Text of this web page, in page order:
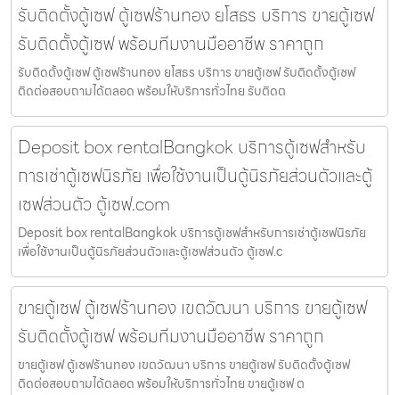
รับติดตั้งตู้เซฟ ตู้เซฟร้านทอง ยโสธร บริการ ขายตู้เซฟ
รับติดตั้งตู้เซฟ พร้อมทีมงานมืออาชีพ ราคาถูก
รับติดตั้งตู้เซฟ ตู้เซฟร้านทอง ยโสธร บริการ ขายตู้เซฟ รับติดตั้งตู้เซฟ
ติดต่อสอบถามได้ตลอด พร้อมให้บริการทั่วไทย รับติดต
Deposit box rentalBangkok บริการตู้เซฟสำหรับ
การเช่าตู้เซฟนิรภัย เพื่อใช้งานเป็นตู้นิรภัยส่วนตัวและตู้
เซฟส่วนตัว ตู้เซฟ.com
Deposit box rentalBangkok บริการตู้เซฟสำหรับการเช่าตู้เซฟนิรภัย
เพื่อใช้งานเป็นตู้นิรภัยส่วนตัวและตู้เซฟส่วนตัว ตู้เซฟ.c
ขายตู้เซฟ ตู้เซฟร้านทอง เขตวัฒนา บริการ ขายตู้เซฟ
รับติดตั้งตู้เซฟ พร้อมทีมงานมืออาชีพ ราคาถูก
ขายตู้เซฟ ตู้เซฟร้านทอง เขตวัฒนา บริการ ขายตู้เซฟ รับติดตั้งตู้เซฟ
ติดต่อสอบถามได้ตลอด พร้อมให้บริการทั่วไทย ขายตู้เซฟ ต